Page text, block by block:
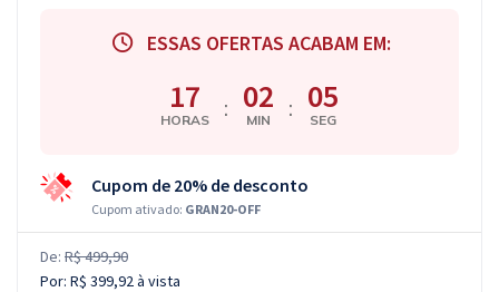
Conteúdo gratuito
Atendimento
ESSAS OFERTAS ACABAM EM:
17
HORAS : 02
MIN : 04
SEG
Cupom de 20% de desconto
Cupom ativado: GRAN20-OFF
De: R$ 499,90
Por: R$ 399,92à vista